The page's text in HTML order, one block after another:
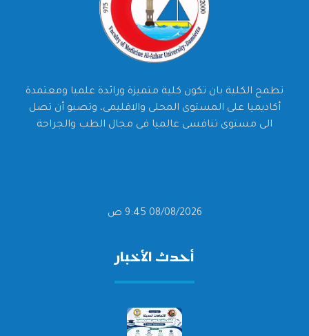
تطمح الكلية بان تكون كلية متميزة ورائدة علميا ومعتمدة
أكاديميا على المستوى المحلى والاقليمى، وتصبو أن تصل
الى مستوى تنافسى عالميا فى مجال الطب والجراحة
08/08/2026 9:45 ص
أحدث الأخبار